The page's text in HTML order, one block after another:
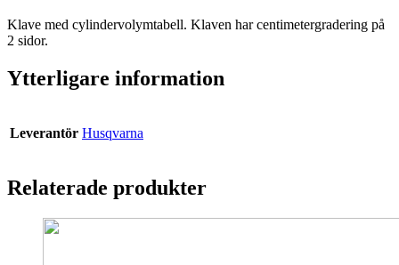
Klave med cylindervolymtabell. Klaven har centimetergradering på
2 sidor.
Ytterligare information
Leverantör Husqvarna
Relaterade produkter